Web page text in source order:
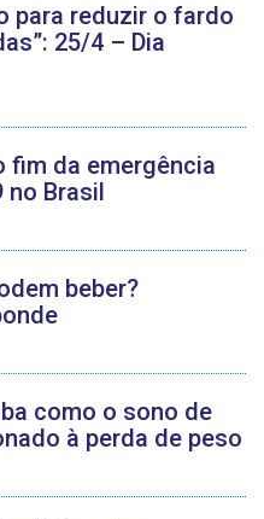
para reduzir o fardo
25/4 – Dia
fim da emergência
no Brasil
beber?
como o sono de
à perda de peso